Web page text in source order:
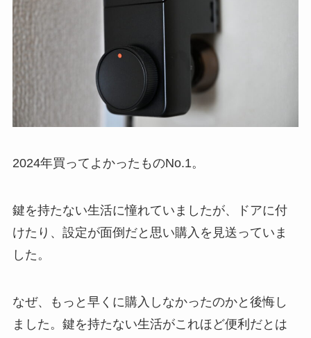
2024年買ってよかったものNo.1。
鍵を持たない生活に憧れていましたが、ドアに付
けたり、設定が面倒だと思い購入を見送っていま
した。
なぜ、もっと早くに購入しなかったのかと後悔し
ました。鍵を持たない生活がこれほど便利だとは